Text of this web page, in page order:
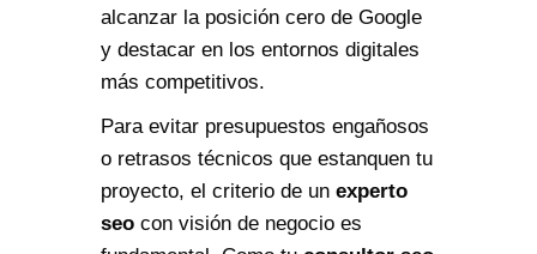
alcanzar la posición cero de Google
y destacar en los entornos digitales
más competitivos.
Para evitar presupuestos engañosos
o retrasos técnicos que estanquen tu
proyecto, el criterio de un experto
seo con visión de negocio es